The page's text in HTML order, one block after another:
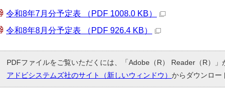
令和8年7月分予定表 （PDF 1008.0 KB）
令和8年8月分予定表 （PDF 926.4 KB）
PDFファイルをご覧いただくには、「Adobe（R） Reader（R）
アドビシステムズ社のサイト（新しいウィンドウ） からダウンロー